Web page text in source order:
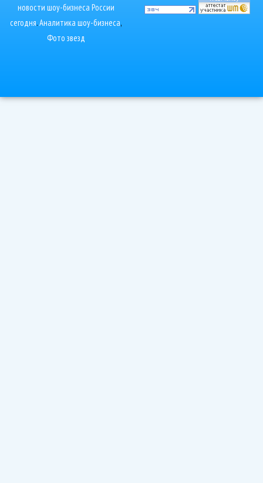
новости шоу-бизнеса России
сегодня.Аналитика шоу-бизнеса,
Фото звезд